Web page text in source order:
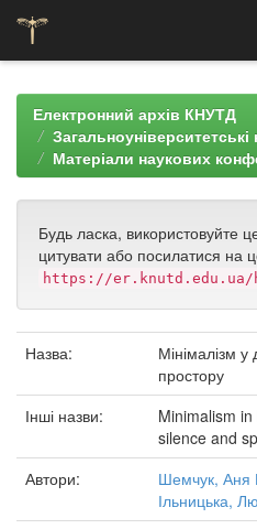
navigationЕлектронний архів КНУТД
Загальноуніверситетські
Матеріали наукових
Будь ласка, використовуйте
цитувати або посилатися на
https://er.knutd.edu.ua/
Назва:
Мінімалізм у
простору
Інші назви:
Minimalism
silence and
Автори:
Шемчук, Аня
Ільницька,